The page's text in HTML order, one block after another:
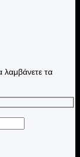
λαμβάνετε τα